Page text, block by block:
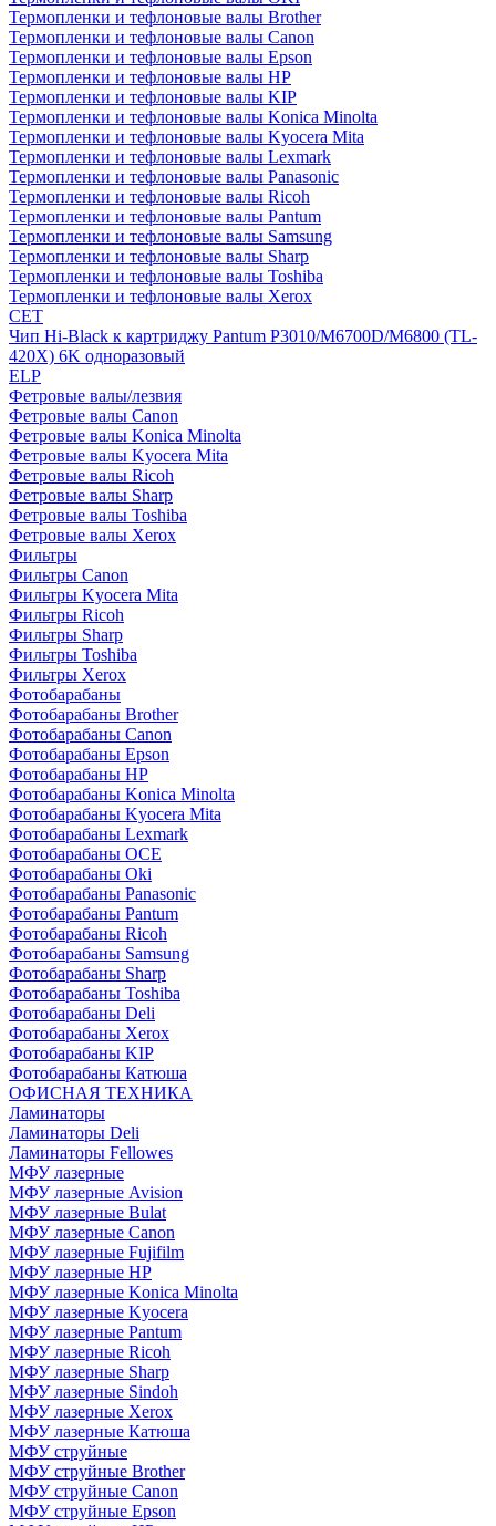
Термопленки и тефлоновые валы Brother
Термопленки и тефлоновые валы Canon
Термопленки и тефлоновые валы Epson
Термопленки и тефлоновые валы HP
Термопленки и тефлоновые валы KIP
Термопленки и тефлоновые валы Konica Minolta
Термопленки и тефлоновые валы Kyocera Mita
Термопленки и тефлоновые валы Lexmark
Термопленки и тефлоновые валы Panasonic
Термопленки и тефлоновые валы Ricoh
Термопленки и тефлоновые валы Pantum
Термопленки и тефлоновые валы Samsung
Термопленки и тефлоновые валы Sharp
Термопленки и тефлоновые валы Toshiba
Термопленки и тефлоновые валы Xerox
CET
Чип Hi-Black к картриджу Pantum P3010/M6700D/M6800 (TL-
420X) 6K одноразовый
ELP
Фетровые валы/лезвия
Фетровые валы Canon
Фетровые валы Konica Minolta
Фетровые валы Kyocera Mita
Фетровые валы Ricoh
Фетровые валы Sharp
Фетровые валы Toshiba
Фетровые валы Xerox
Фильтры
Фильтры Canon
Фильтры Kyocera Mita
Фильтры Ricoh
Фильтры Sharp
Фильтры Toshiba
Фильтры Xerox
Фотобарабаны
Фотобарабаны Brother
Фотобарабаны Canon
Фотобарабаны Epson
Фотобарабаны HP
Фотобарабаны Konica Minolta
Фотобарабаны Kyocera Mita
Фотобарабаны Lexmark
Фотобарабаны OCE
Фотобарабаны Oki
Фотобарабаны Panasonic
Фотобарабаны Pantum
Фотобарабаны Ricoh
Фотобарабаны Samsung
Фотобарабаны Sharp
Фотобарабаны Toshiba
Фотобарабаны Deli
Фотобарабаны Xerox
Фотобарабаны KIP
Фотобарабаны Катюша
ОФИСНАЯ ТЕХНИКА
Ламинаторы
Ламинаторы Deli
Ламинаторы Fellowes
МФУ лазерные
МФУ лазерные Avision
МФУ лазерные Bulat
МФУ лазерные Canon
МФУ лазерные Fujifilm
МФУ лазерные HP
МФУ лазерные Konica Minolta
МФУ лазерные Kyocera
МФУ лазерные Pantum
МФУ лазерные Ricoh
МФУ лазерные Sharp
МФУ лазерные Sindoh
МФУ лазерные Xerox
МФУ лазерные Катюша
МФУ струйные
МФУ струйные Brother
МФУ струйные Canon
МФУ струйные Epson